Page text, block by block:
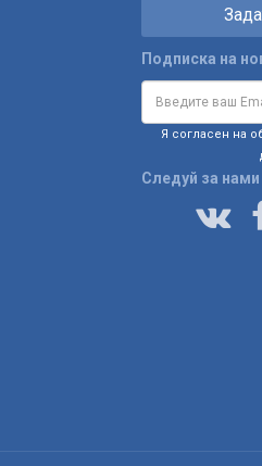
Подписка на
Я согласен на
Следуй за нами